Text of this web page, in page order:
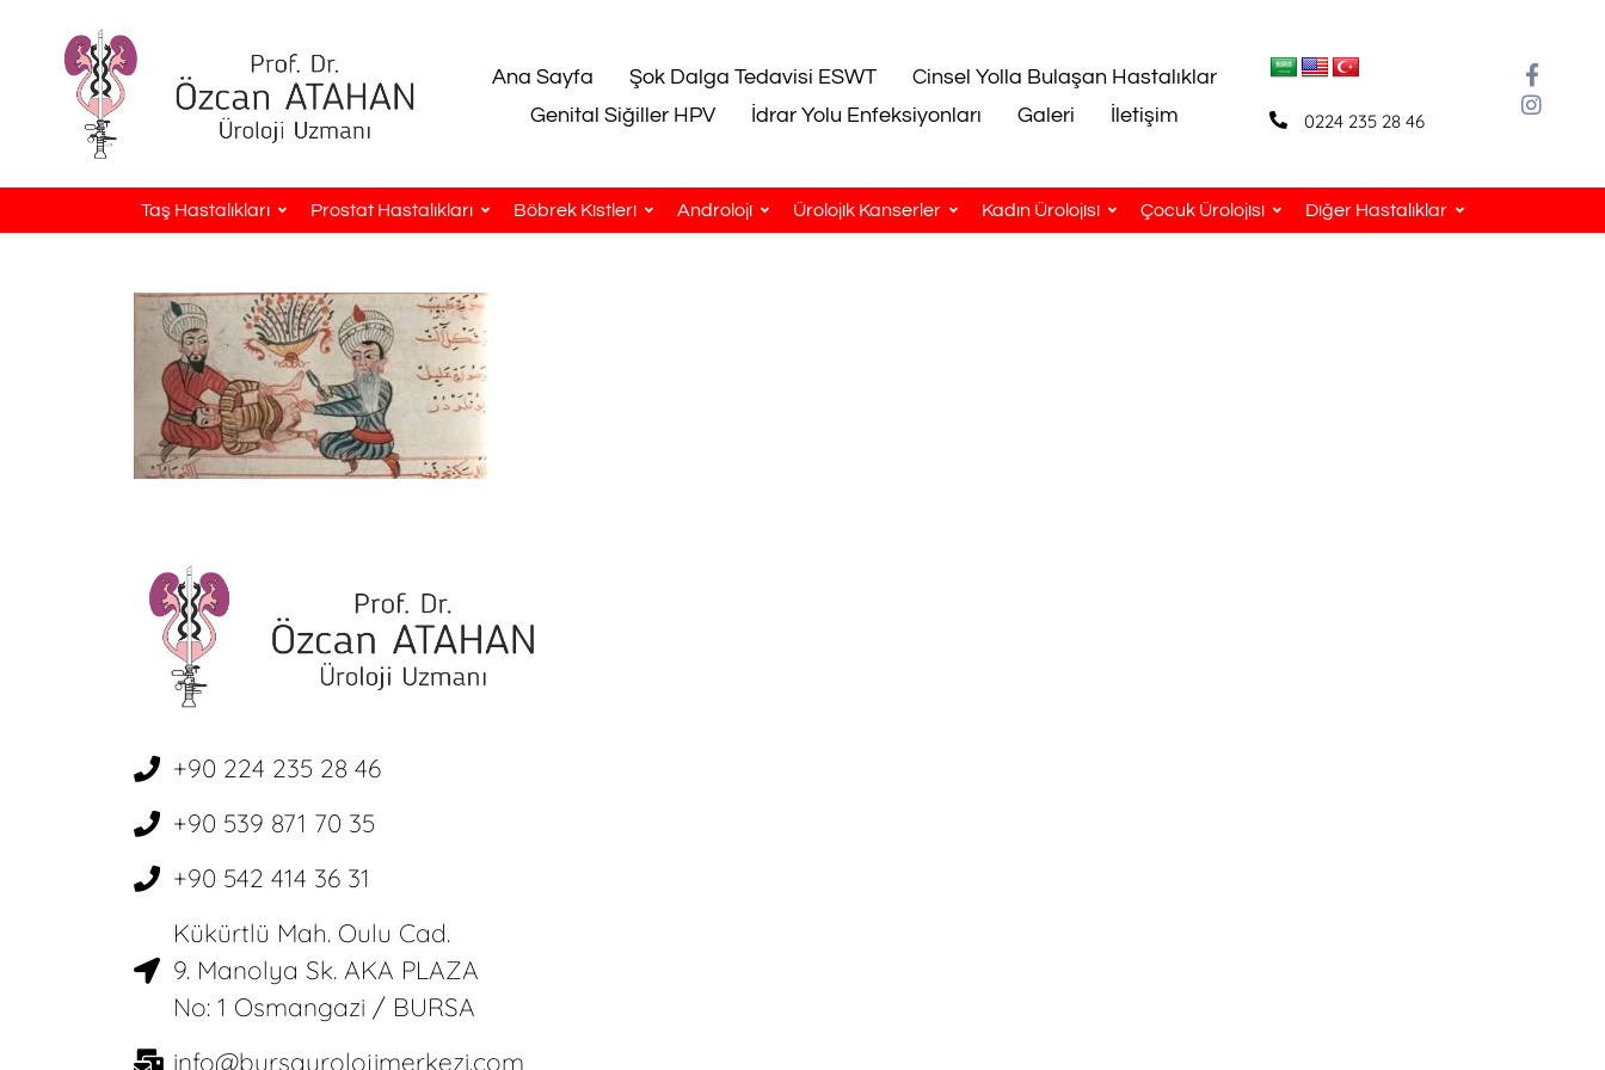
Ana Sayfa Şok Dalga Tedavisi ESWT
Cinsel Yolla Bulaşan Hastalıklar
Genital Siğiller HPV
İdrar Yolu Enfeksiyonları Galeri İletişim 0224 235 28 46
Taş Hastalıkları Prostat Hastalıkları Böbrek Kistleri Androloji Ürolojik Kanserler Kadın Ürolojisi Çocuk Ürolojisi Diğer Hastalıklar
+90 224 235 28 46
+90 539 871 70 35
+90 542 414 36 31
Kükürtlü Mah. Oulu Cad.
9. Manolya Sk. AKA PLAZA
No: 1 Osmangazi / BURSA
info@bursaurolojimerkezi.com